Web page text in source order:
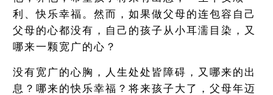
利、快乐幸福。然而，如果做父母的连包容自己
父母的心都没有，自己的孩子从小耳濡目染，又
哪来一颗宽广的心？
没有宽广的心胸，人生处处皆障碍，又哪来的出
息？哪来的快乐幸福？将来孩子大了，父母年迈